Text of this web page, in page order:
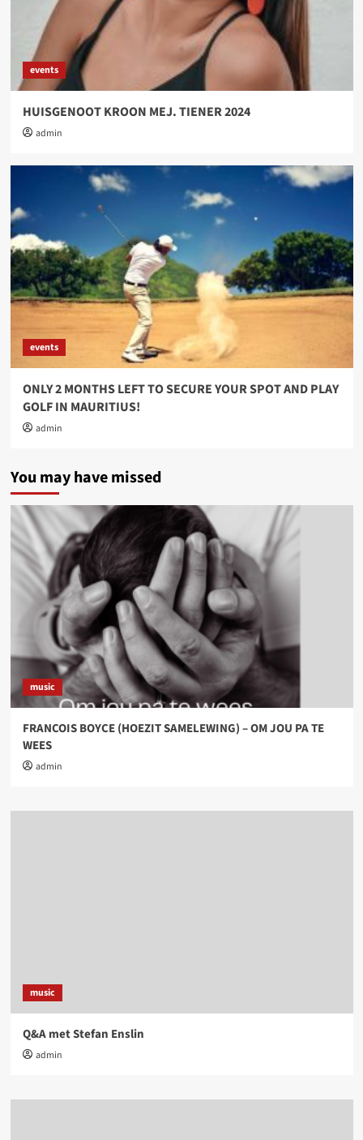
events
HUISGENOOT KROON MEJ. TIENER 2024
admin
events
ONLY 2 MONTHS LEFT TO SECURE YOUR SPOT AND PLAY
GOLF IN MAURITIUS!
admin
You may have missed
music
FRANCOIS BOYCE (HOEZIT SAMELEWING) – OM JOU PA TE
WEES
admin
music
Q&A met Stefan Enslin
admin